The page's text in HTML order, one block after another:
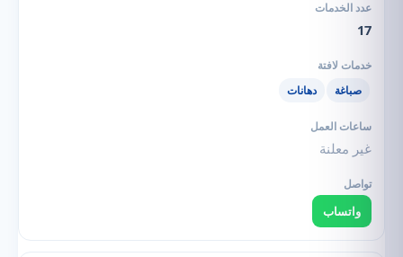
17
صباغة دهانات
غير معلنة
واتساب